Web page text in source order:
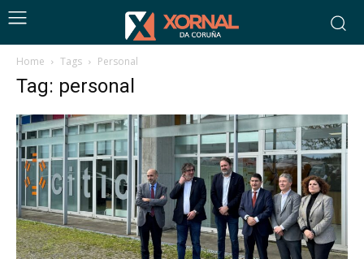
Home Tags Personal
Tag: personal